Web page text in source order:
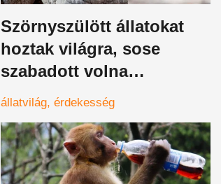
Szörnyszülött állatokat
hoztak világra, sose
szabadott volna
megszületnie a rémségek
cirkuszába illő
teremtményeknek
állatvilág érdekesség